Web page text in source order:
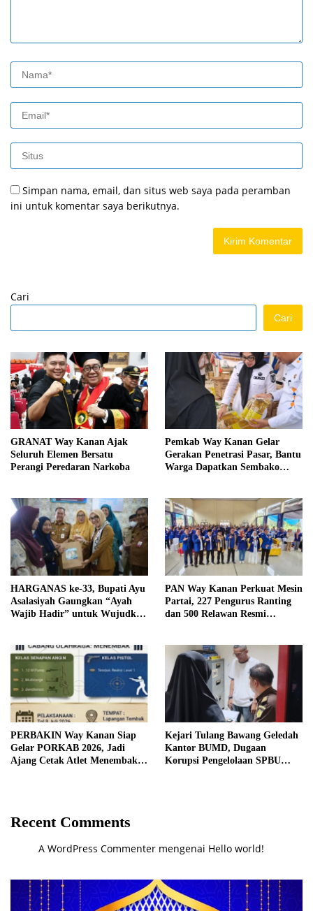
Simpan nama, email, dan situs web saya pada peramban
ini untuk komentar saya berikutnya.
Cari
Cari
GRANAT Way Kanan Ajak
Seluruh Elemen Bersatu
Perangi Peredaran Narkoba
Pemkab Way Kanan Gelar
Gerakan Penetrasi Pasar, Bantu
Warga Dapatkan Sembako
HARGANAS ke-33, Bupati Ayu
Asalasiyah Gaungkan “Ayah
Wajib Hadir” untuk Wujudkan
PAN Way Kanan Perkuat Mesin
Partai, 227 Pengurus Ranting
dan 500 Relawan Resmi
PERBAKIN Way Kanan Siap
Gelar PORKAB 2026, Jadi
Ajang Cetak Atlet Menembak
Kejari Tulang Bawang Geledah
Kantor BUMD, Dugaan
Korupsi Pengelolaan SPBU
Recent Comments
A WordPress Commenter mengenai Hello world!